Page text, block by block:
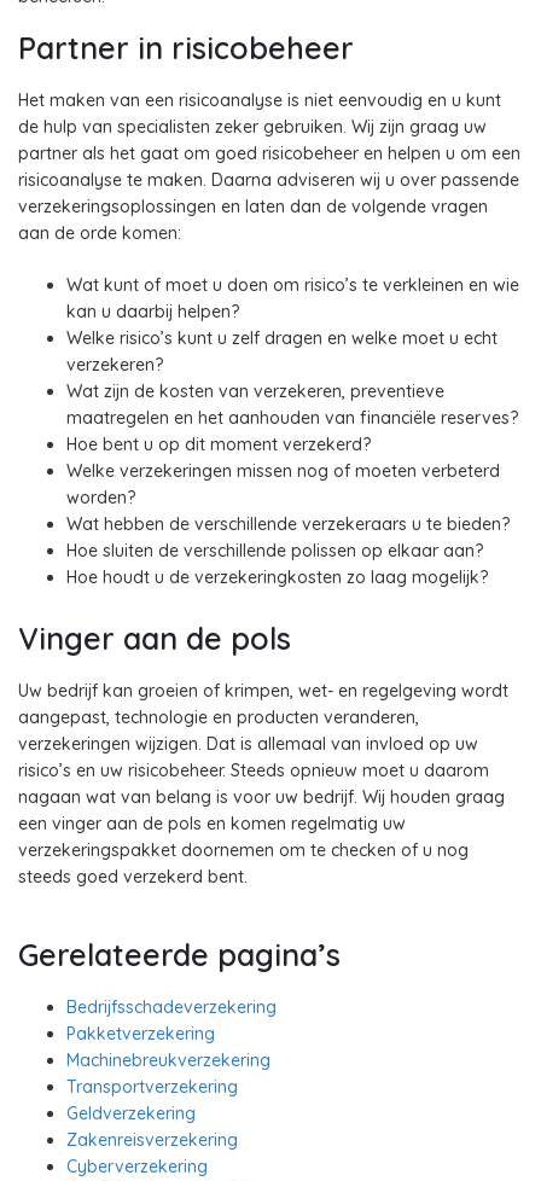
Partner in risicobeheer
Het maken van een risicoanalyse is niet eenvoudig en u kunt
de hulp van specialisten zeker gebruiken. Wij zijn graag uw
partner als het gaat om goed risicobeheer en helpen u om een
risicoanalyse te maken. Daarna adviseren wij u over passende
verzekeringsoplossingen en laten dan de volgende vragen
aan de orde komen:
Wat kunt of moet u doen om risico’s te verkleinen en wie
kan u daarbij helpen?
Welke risico’s kunt u zelf dragen en welke moet u echt
verzekeren?
Wat zijn de kosten van verzekeren, preventieve
maatregelen en het aanhouden van financiële reserves?
Hoe bent u op dit moment verzekerd?
Welke verzekeringen missen nog of moeten verbeterd
worden?
Wat hebben de verschillende verzekeraars u te bieden?
Hoe sluiten de verschillende polissen op elkaar aan?
Hoe houdt u de verzekeringkosten zo laag mogelijk?
Vinger aan de pols
Uw bedrijf kan groeien of krimpen, wet- en regelgeving wordt
aangepast, technologie en producten veranderen,
verzekeringen wijzigen. Dat is allemaal van invloed op uw
risico’s en uw risicobeheer. Steeds opnieuw moet u daarom
nagaan wat van belang is voor uw bedrijf. Wij houden graag
een vinger aan de pols en komen regelmatig uw
verzekeringspakket doornemen om te checken of u nog
steeds goed verzekerd bent.
Gerelateerde pagina’s
Bedrijfsschadeverzekering
Pakketverzekering
Machinebreukverzekering
Transportverzekering
Geldverzekering
Zakenreisverzekering
Cyberverzekering